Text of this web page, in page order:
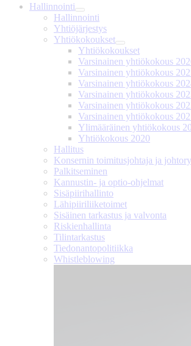
Hallinnointi
Hallinnointi
Yhtiöjärjestys
Yhtiökokoukset
Yhtiökokoukset
Varsinainen yhtiökokous
Varsinainen yhtiökokous
Varsinainen yhtiökokous
Varsinainen yhtiökokous
Varsinainen yhtiökokous
Varsinainen yhtiökokous
Ylimääräinen yhtiökokous
Yhtiökokous 2020
Hallitus
Konsernin toimitusjohtaja ja
Palkitseminen
Kannustin- ja optio-ohjelmat
Sisäpiirihallinto
Lähipiiri­liiketoimet
Sisäinen tarkastus ja valvonta
Riskienhallinta
Tilintarkastus
Tiedonanto­politiikka
Whistleblowing